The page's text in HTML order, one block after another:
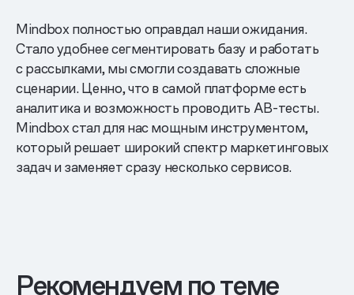
Mindbox полностью оправдал наши ожидания.
Стало удобнее сегментировать базу и работать
с рассылками, мы смогли создавать сложные
сценарии. Ценно, что в самой платформе есть
аналитика и возможность проводить AB-тесты.
Mindbox стал для нас мощным инструментом,
который решает широкий спектр маркетинговых
задач и заменяет сразу несколько сервисов.
Рекомендуем по теме